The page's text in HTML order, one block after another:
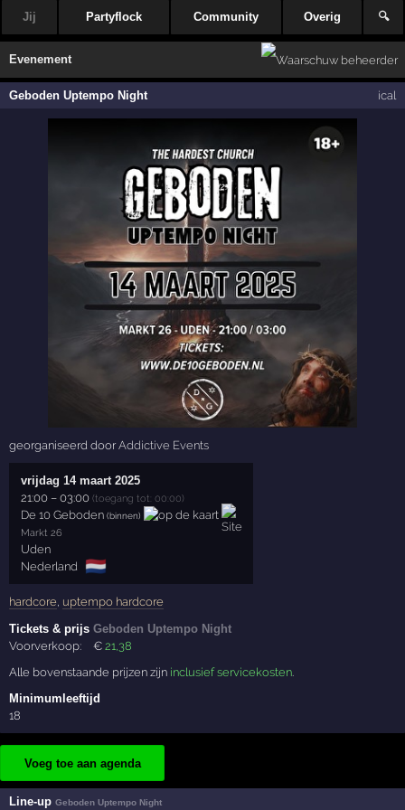
Jij Partyflock Community Overig 🔍
Evenement
Geboden Uptempo Night ical
georganiseerd doorAddictive Events
vrijdag 14 maart 2025
21:00 –03:00(toegang tot: 00:00)
De 10 Geboden (binnen)
Markt 26
Uden
Nederland 🇳🇱
hardcore, uptempo hardcore
Tickets & prijsGeboden Uptempo Night
Voorverkoop:
€21 ,38
Alle bovenstaande prijzen zijn inclusief servicekosten
Minimumleeftijd
18
Voeg toe aan agenda
Line-upGeboden Uptempo Night